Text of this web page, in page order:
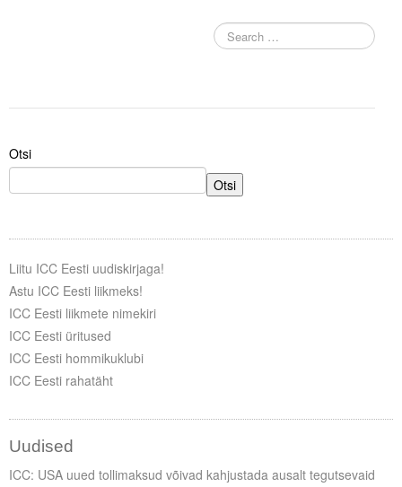
Publikatsioonid
Arvamus
Viidad
ICC WBO
ICC komisjonid
Digiraamatukogu
Juhendid ja väljaanded
Kontakt
Otsi
Otsi
Liitu ICC Eesti uudiskirjaga!
Astu ICC Eesti liikmeks!
ICC Eesti liikmete nimekiri
ICC Eesti üritused
ICC Eesti hommikuklubi
ICC Eesti rahatäht
Uudised
ICC: USA uued tollimaksud võivad kahjustada ausalt tegutsevaid